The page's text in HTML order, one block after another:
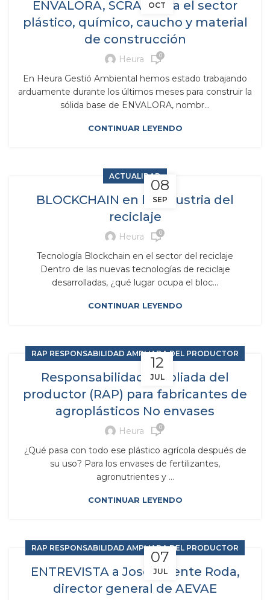
OCT
ENVALORA, SCRAP para el sector
plástico, químico, caucho y material
de construcción
Heura 0
En Heura Gestió Ambiental hemos estado trabajando
arduamente durante los últimos meses para construir la
sólida base de ENVALORA, nombr...
CONTINUAR LEYENDO
08
SEP
ACTUALIDAD
BLOCKCHAIN en la industria del
reciclaje
Heura 0
Tecnología Blockchain en el sector del reciclaje
Dentro de las nuevas tecnologías de reciclaje
desarrolladas, ¿qué lugar ocupa el bloc...
CONTINUAR LEYENDO
12
JUL
RAP RESPONSABILIDAD AMPLIADA DEL PRODUCTOR
Responsabilidad ampliada del
productor (RAP) para fabricantes de
agroplásticos No envases
Heura 0
¿Qué pasa con todo ese plástico agrícola después de
su uso? Para los envases de fertilizantes,
agronutrientes y ...
CONTINUAR LEYENDO
07
JUL
RAP RESPONSABILIDAD AMPLIADA DEL PRODUCTOR
ENTREVISTA a José Vicente Roda,
director general de AEVAE